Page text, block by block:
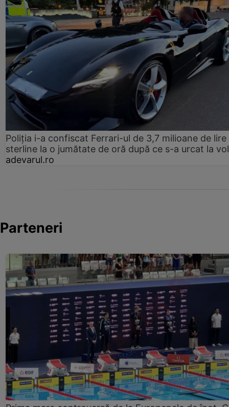
Poliția i-a confiscat Ferrari-ul de 3,7 milioane de lire
sterline la o jumătate de oră după ce s-a urcat la
adevarul.ro
Parteneri